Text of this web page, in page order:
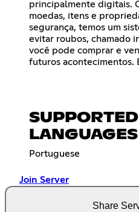
principalmente digitais.
moedas, itens e
segurança, temos um
evitar roubos, chamado
você pode comprar e
futuros acontecimentos.
SUPPORTED
LANGUAGES
Portuguese
Join Server
Share